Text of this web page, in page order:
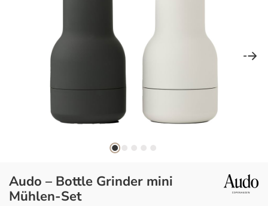
Audo – Bottle Grinder mini
Mühlen-Set